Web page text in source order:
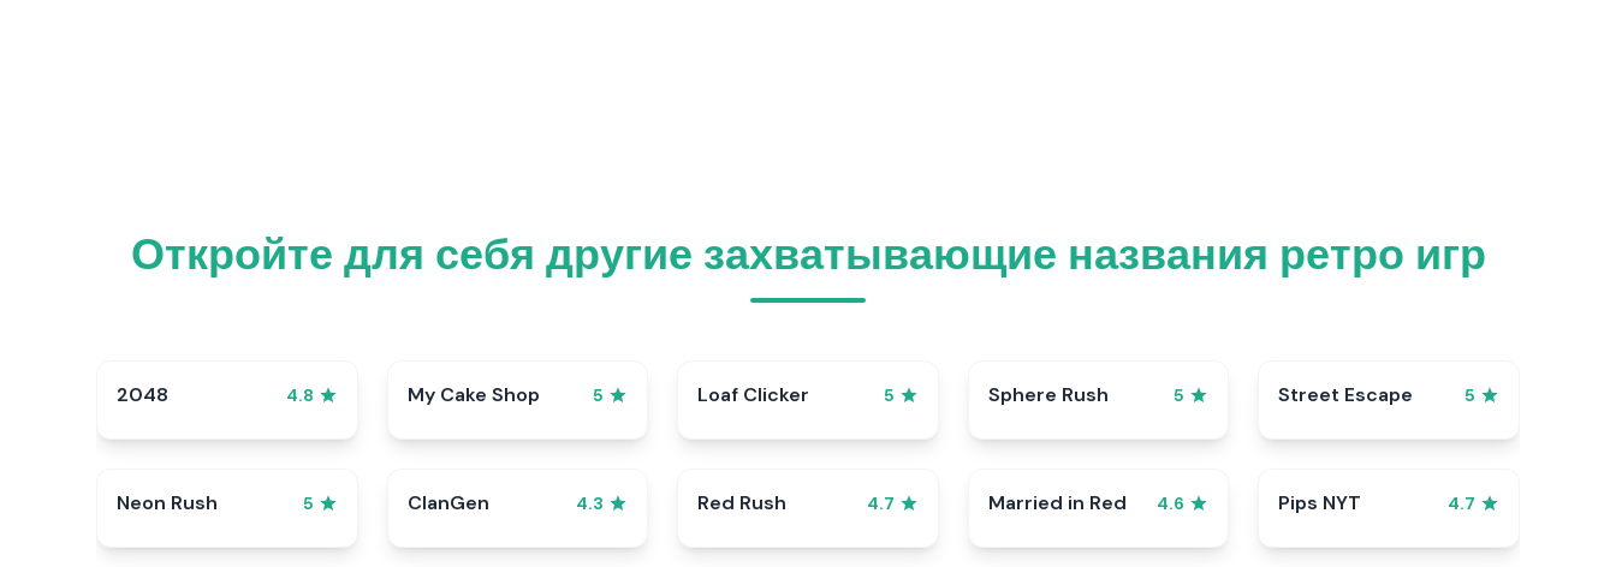
Откройте для себя другие захватывающие названия ретро игр
2048 4.8 My Cake Shop 5 Loaf Clicker 5 Sphere Rush 5 Street Escape 5
Neon Rush 5 ClanGen 4.3 Red Rush 4.7 Married in Red 4.6 Pips NYT 4.7